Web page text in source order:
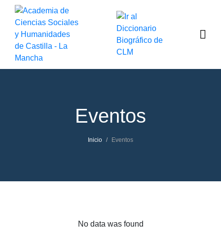
Eventos
Inicio Eventos
No data was found